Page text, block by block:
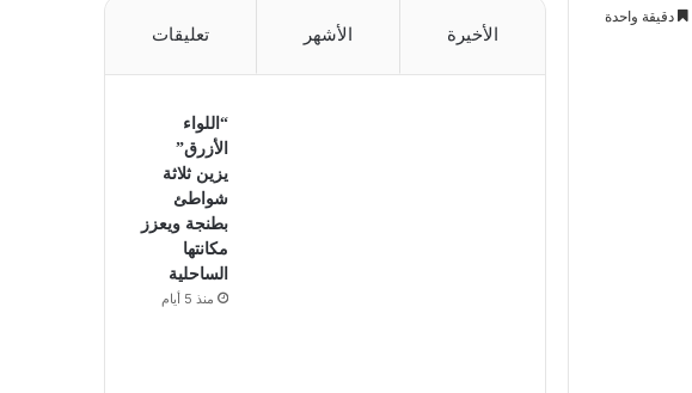
دقيقة واحدة
الأخيرة الأشهر تعليقات
“اللواء
الأزرق”
يزين ثلاثة
شواطئ
بطنجة ويعزز
مكانتها
الساحلية
منذ 5 أيام